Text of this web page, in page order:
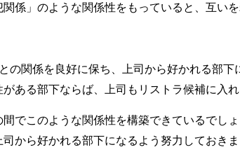
係」のような関係性をもっていると、互い
の関係を良好に保ち、上司から好かれる部下
ある部下ならば、上司もリストラ候補に入れ
でこのような関係性を構築できているでし
から好かれる部下になるよう努力しておきま